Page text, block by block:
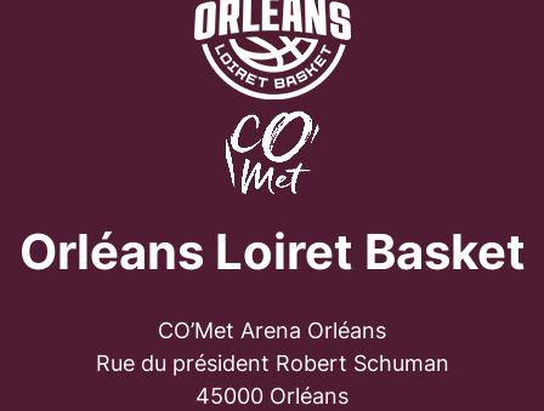
Orléans Loiret Basket
CO’Met Arena Orléans
Rue du président Robert Schuman
45000 Orléans